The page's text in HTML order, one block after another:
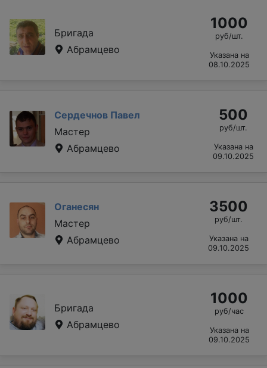
Бригада
Абрамцево
1000
руб/шт.
Указана на
08.10.2025
Сердечнов Павел
Мастер
Абрамцево
500
руб/шт.
Указана на
09.10.2025
Оганесян
Мастер
Абрамцево
3500
руб/шт.
Указана на
09.10.2025
Бригада
Абрамцево
1000
руб/час
Указана на
09.10.2025